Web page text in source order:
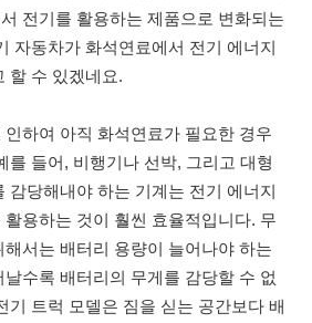
전기를 활용하는 제품으로 변화되는
자동차가 화석연료에서 전기 에너지
할 수 있겠네요.
하여 아직 화석연료가 필요한 경우
를 들어, 비행기나 선박, 그리고 대형
감당해내야 하는 기계는 전기 에너지
활용하는 것이 훨씬 효율적입니다. 무
서는 배터리 용량이 늘어나야 하는
수록 배터리의 무게를 감당할 수 없
기 트럭 모델은 짐을 싣는 공간보다 배